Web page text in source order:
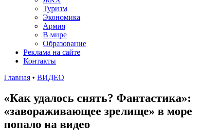
Туризм
Экономика
Армия
В мире
Образование
Реклама на сайте
Контакты
Главная • ВИДЕО
«Как удалось снять? Фантастика»:
«завораживающее зрелище» в море
попало на видео